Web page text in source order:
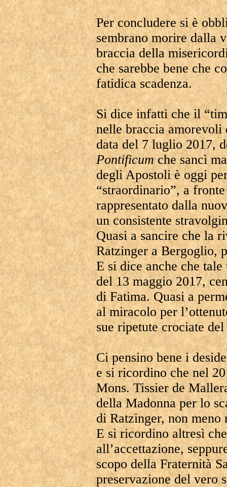
Per concludere si è
sembrano morire dalla
braccia della
che sarebbe bene che
fatidica scadenza.
Si dice infatti che il
nelle braccia
data del 7 luglio 2017,
Pontificumche sancì
degli Apostoli è oggi
“straordinario”, a
rappresentato dalla
un consistente
Quasi a sancire che la
Ratzinger a Bergoglio,
E si dice anche che
del 13 maggio 2017,
di Fatima. Quasi a
al miracolo per
sue ripetute crociate
Ci pensino bene i
e si ricordino che nel
Mons. Tissier de
della Madonna per lo
di Ratzinger, non
E si ricordino altresì
all’accettazione,
scopo della Fraternità
preservazione del vero